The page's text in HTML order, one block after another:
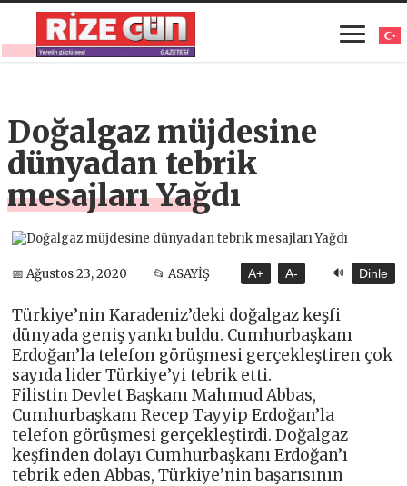
Doğalgaz müjdesine
dünyadan tebrik
mesajları Yağdı
📅 Ağustos 23, 2020 📂 ASAYİŞ A+ A- 🔊 Dinle
Türkiye’nin Karadeniz’deki doğalgaz keşfi
dünyada geniş yankı buldu. Cumhurbaşkanı
Erdoğan’la telefon görüşmesi gerçekleştiren çok
sayıda lider Türkiye’yi tebrik etti.
Filistin Devlet Başkanı Mahmud Abbas,
Cumhurbaşkanı Recep Tayyip Erdoğan’la
telefon görüşmesi gerçekleştirdi. Doğalgaz
keşfinden dolayı Cumhurbaşkanı Erdoğan’ı
tebrik eden Abbas, Türkiye’nin başarısının